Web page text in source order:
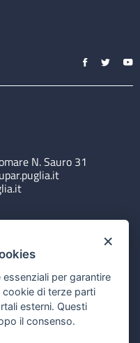
N. Sauro 31
×
per garantire
di terze parti
esterni. Questi
il consenso.